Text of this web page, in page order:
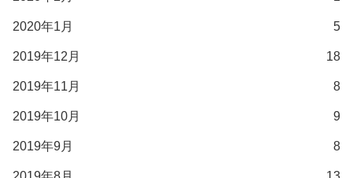
2020年1月 5
2019年12月 18
2019年11月 8
2019年10月 9
2019年9月 8